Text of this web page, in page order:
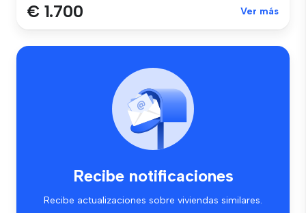
€ 1.700 Ver más
Recibe notificaciones
Recibe actualizaciones sobre viviendas similares.